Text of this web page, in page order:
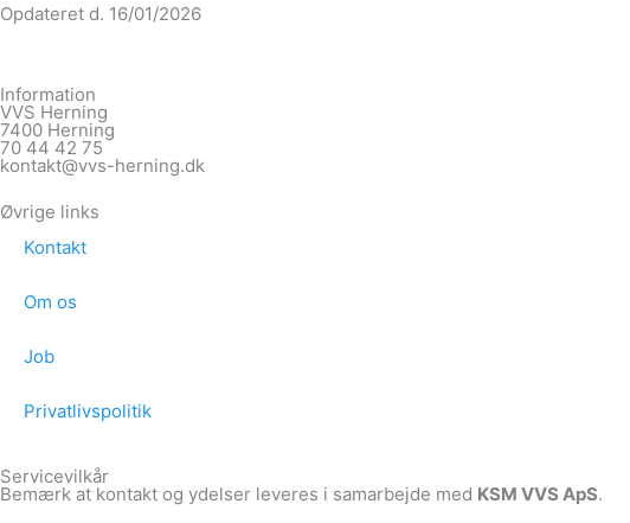
Opdateret d. 16/01/2026
Information
VVS Herning
7400 Herning
70 44 42 75
kontakt@vvs-herning.dk
Øvrige links
Kontakt
Om os
Job
Privatlivspolitik
Servicevilkår
Bemærk at kontakt og ydelser leveres i samarbejde med KSM VVS ApS.